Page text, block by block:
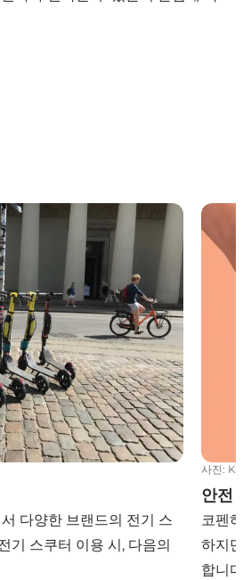
다양한 브랜드의 전기 스
기 스쿠터 이용 시, 다음의
안전
사진:
안전
코펜
하지
합니